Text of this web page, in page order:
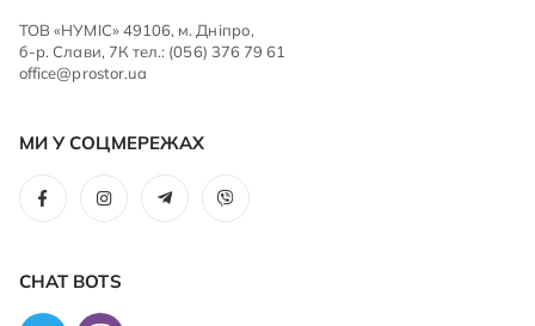
ТОВ «НУМІС» 49106, м. Дніпро,
б-р. Слави, 7К тел.: (056) 376 79 61
office@prostor.ua
МИ У СОЦМЕРЕЖАХ
CHAT BOTS